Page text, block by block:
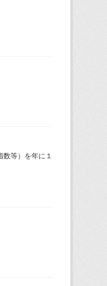
等）を年に１